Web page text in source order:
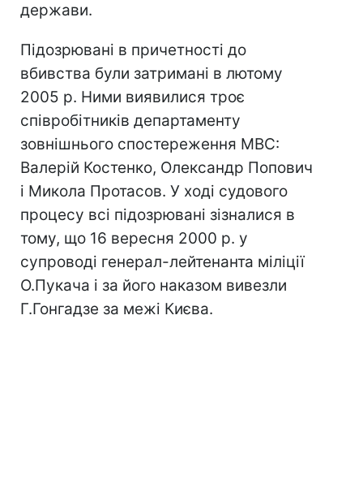
держави.
Підозрювані в причетності до
вбивства були затримані в лютому
2005 р. Ними виявилися троє
співробітників департаменту
зовнішнього спостереження МВС:
Валерій Костенко, Олександр Попович
і Микола Протасов. У ході судового
процесу всі підозрювані зізналися в
тому, що 16 вересня 2000 р. у
супроводі генерал-лейтенанта міліції
О.Пукача і за його наказом вивезли
Г.Гонгадзе за межі Києва.